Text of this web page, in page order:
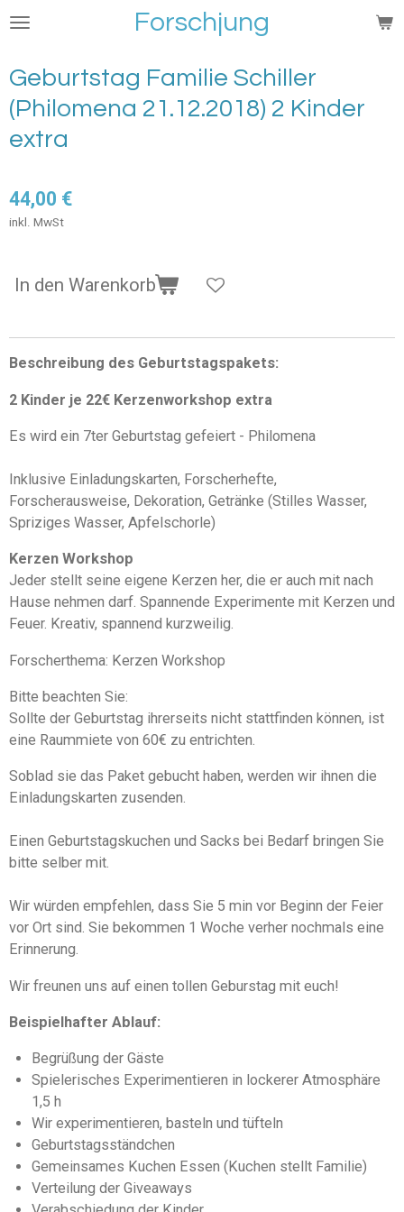
Zum
Forschjung
Geburtstag Familie Schiller
(Philomena 21.12.2018) 2 Kinder
extra
44,00 €
inkl. MwSt
In den Warenkorb
Beschreibung des Geburtstagspakets:
2 Kinder je 22€ Kerzenworkshop extra
Es wird ein 7ter Geburtstag gefeiert - Philomena
Inklusive Einladungskarten, Forscherhefte,
Forscherausweise, Dekoration, Getränke (Stilles Wasser,
Spriziges Wasser, Apfelschorle)
Kerzen Workshop
Jeder stellt seine eigene Kerzen her, die er auch mit nach
Hause nehmen darf. Spannende Experimente mit Kerzen und
Feuer. Kreativ, spannend kurzweilig.
Forscherthema: Kerzen Workshop
Bitte beachten Sie:
Sollte der Geburtstag ihrerseits nicht stattfinden können, ist
eine Raummiete von 60€ zu entrichten.
Soblad sie das Paket gebucht haben, werden wir ihnen die
Einladungskarten zusenden.
Einen Geburtstagskuchen und Sacks bei Bedarf bringen Sie
bitte selber mit.
Wir würden empfehlen, dass Sie 5 min vor Beginn der Feier
vor Ort sind. Sie bekommen 1 Woche verher nochmals eine
Erinnerung.
Wir freunen uns auf einen tollen Geburstag mit euch!
Beispielhafter Ablauf:
Begrüßung der Gäste
Spielerisches Experimentieren in lockerer Atmosphäre
1,5 h
Wir experimentieren, basteln und tüfteln
Geburtstagsständchen
Gemeinsames Kuchen Essen (Kuchen stellt Familie)
Verteilung der Giveaways